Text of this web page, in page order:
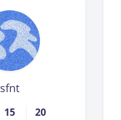
sfnt
15 20